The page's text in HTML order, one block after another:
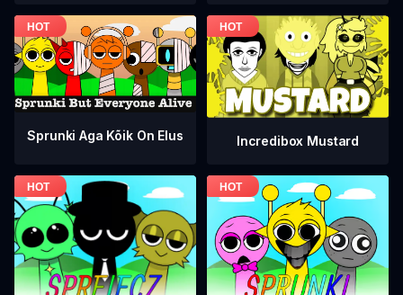
Sprunki Aga Kõik On Elus Incredibox Mustard